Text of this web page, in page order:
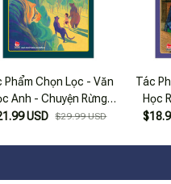
Phẩm Chọn Lọc - Văn
Anh - Chuyện Rừng
(Tái Bản 2024)
USD $29.99 USD
Tác
Học